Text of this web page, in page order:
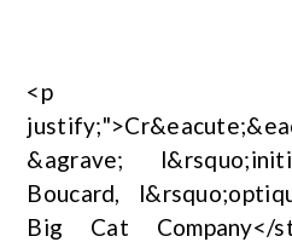
<p
&agrave;
Boucard,
Big Cat Company</